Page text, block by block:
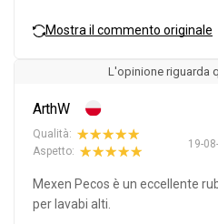
Mostra il commento originale
L'opinione riguarda
ArthW
19-
Qualità:
Aspetto:
Mexen Pecos è un eccellente
per lavabi alti.